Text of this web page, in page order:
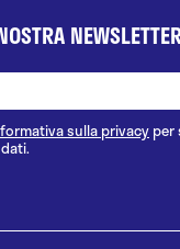
sulla privacyper